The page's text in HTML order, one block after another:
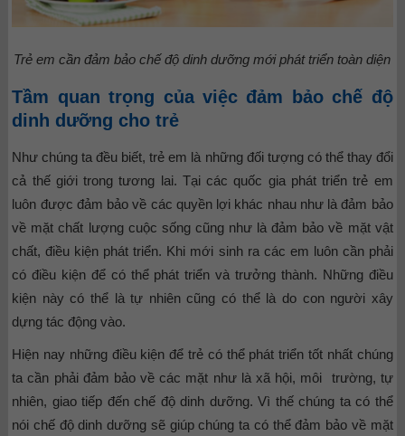
Trẻ em cần đảm bảo chế độ dinh dưỡng mới phát triển toàn diện
Tầm quan trọng của việc đảm bảo chế độ
dinh dưỡng cho trẻ
Như chúng ta đều biết, trẻ em là những đối tượng có thể thay đổi
cả thế giới trong tương lai. Tại các quốc gia phát triển trẻ em
luôn được đảm bảo về các quyền lợi khác nhau như là đảm bảo
về mặt chất lượng cuộc sống cũng như là đảm bảo về mặt vật
chất, điều kiện phát triển. Khi mới sinh ra các em luôn cần phải
có điều kiện để có thể phát triển và trưởng thành. Những điều
kiện này có thể là tự nhiên cũng có thể là do con người xây
dựng tác động vào.
Hiện nay những điều kiện để trẻ có thể phát triển tốt nhất chúng
ta cần phải đảm bảo về các mặt như là xã hội, môi trường, tự
nhiên, giao tiếp đến chế độ dinh dưỡng. Vì thế chúng ta có thể
nói chế độ dinh dưỡng sẽ giúp chúng ta có thể đảm bảo về mặt